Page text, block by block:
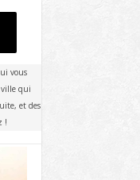
vous
ville qui
et des
!